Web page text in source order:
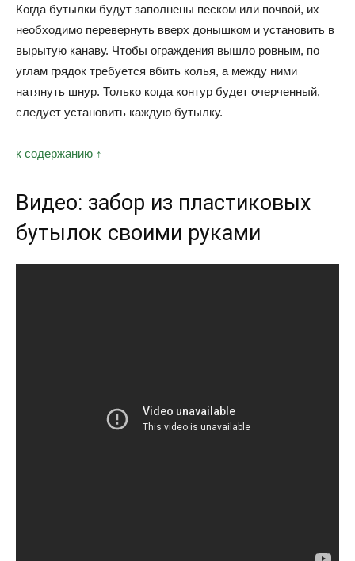
Когда бутылки будут заполнены песком или почвой, их
необходимо перевернуть вверх донышком и установить в
вырытую канаву. Чтобы ограждения вышло ровным, по
углам грядок требуется вбить колья, а между ними
натянуть шнур. Только когда контур будет очерченный,
следует установить каждую бутылку.
к содержанию ↑
Видео: забор из пластиковых
бутылок своими руками